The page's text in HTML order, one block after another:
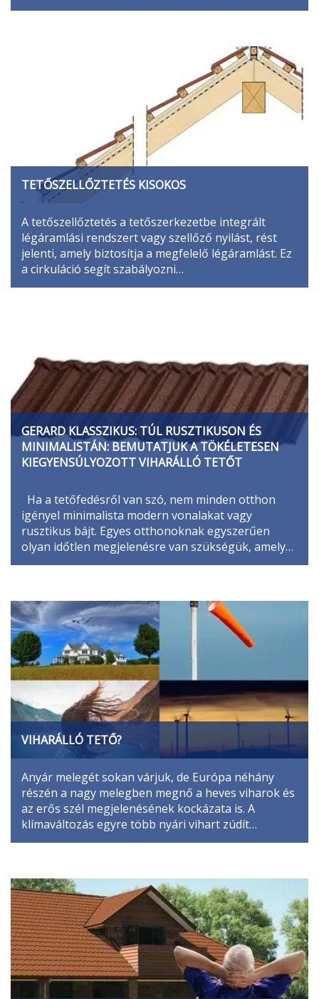
TETŐSZELLŐZTETÉS KISOKOS
A tetőszellőztetés a tetőszerkezetbe integrált
légáramlási rendszert vagy szellőző nyilást, rést
jelenti, amely biztosítja a megfelelő légáramlást. Ez
a cirkuláció segít szabályozni…
GERARD KLASSZIKUS: TÚL RUSZTIKUSON ÉS
MINIMALISTÁN: BEMUTATJUK A TÖKÉLETESEN
KIEGYENSÚLYOZOTT VIHARÁLLÓ TETŐT
Ha a tetőfedésről van szó, nem minden otthon
igényel minimalista modern vonalakat vagy
rusztikus bájt. Egyes otthonoknak egyszerűen
olyan időtlen megjelenésre van szükségük, amely…
VIHARÁLLÓ TETŐ?
Anyár melegét sokan várjuk, de Európa néhány
részén a nagy melegben megnő a heves viharok és
az erős szél megjelenésének kockázata is. A
klímaváltozás egyre több nyári vihart zúdít…